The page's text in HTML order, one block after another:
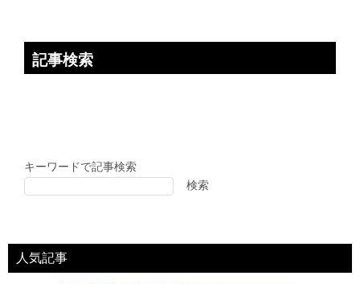
記事検索
キーワードで記事検索
検索
人気記事